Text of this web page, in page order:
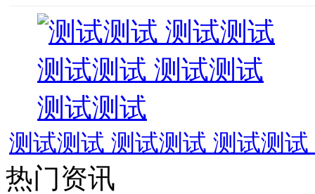
测试测试 测试测试 测试测
热门资讯